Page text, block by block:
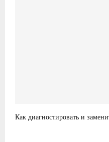
Как диагностировать и